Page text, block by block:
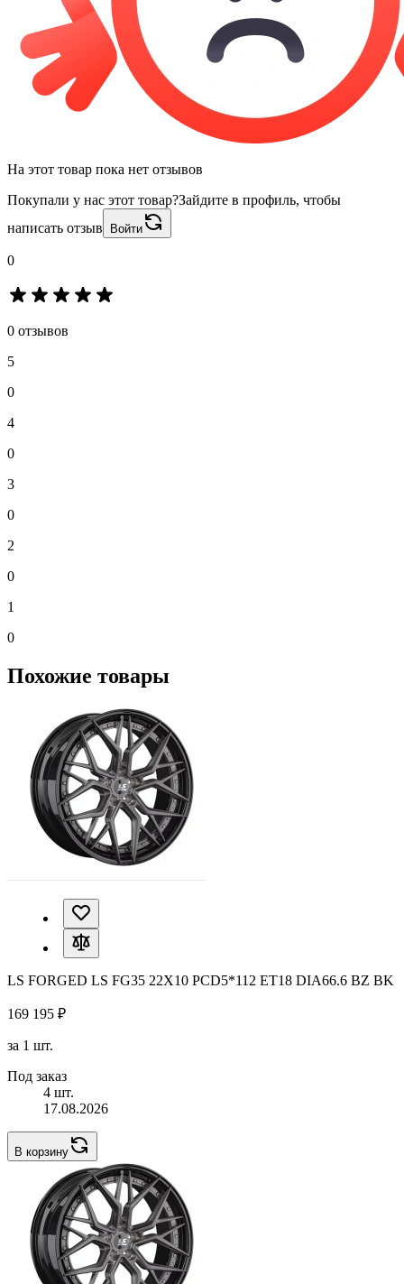
На этот товар пока нет отзывов
Покупали у нас этот товар?Зайдите в профиль, чтобы
написать отзыв
Войти
0
0 отзывов
5
0
4
0
3
0
2
0
1
0
Похожие товары
LS FORGED LS FG35 22X10 PCD5*112 ET18 DIA66.6 BZ BK
169 195 ₽
за 1 шт.
Под заказ
4 шт.
17.08.2026
В корзину